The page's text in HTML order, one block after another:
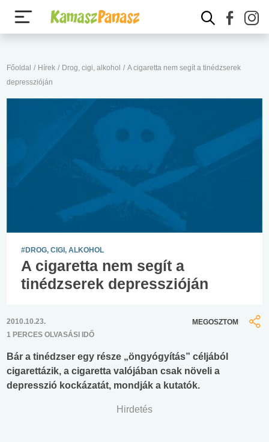
Főoldal / Hírek / Drog, cigi, alkohol / A cigaretta nem segít a tinédzserek
depresszióján
#DROG, CIGI, ALKOHOL
A cigaretta nem segít a
tinédzserek depresszióján
2010.10.23.
1 PERCES OLVASÁSI IDŐ
MEGOSZTOM
Bár a tinédzser egy része „öngyógyítás” céljából
cigarettázik, a cigaretta valójában csak növeli a
depresszió kockázatát, mondják a kutatók.
Hirdetés